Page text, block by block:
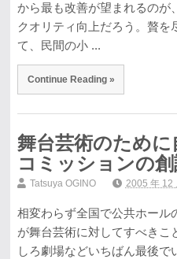
から最も改善が望まれるのが
クオリティ向上だろう。贅を
て、民間の小 ...
Continue Reading »
舞台芸術のため
コミッションの
Tatsuya OGINO 2005 年 12
相変わらず全国で公共ホール
が舞台芸術に対してすべきこ
しろ劇場などいちばん最後